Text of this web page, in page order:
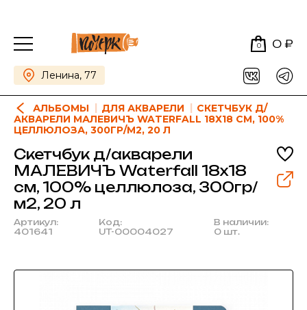
0 0 ₽
Ленина, 77
АЛЬБОМЫ ДЛЯ АКВАРЕЛИ
СКЕТЧБУК Д/
АКВАРЕЛИ МАЛЕВИЧЪ WATERFALL 18Х18 СМ, 100%
ЦЕЛЛЮЛОЗА, 300ГР/М2, 20 Л
Скетчбук д/акварели
МАЛЕВИЧЪ Waterfall 18х18
см, 100% целлюлоза, 300гр/
м2, 20 л
Артикул:
401641
Код:
UT-00004027
В наличии:
0 шт.